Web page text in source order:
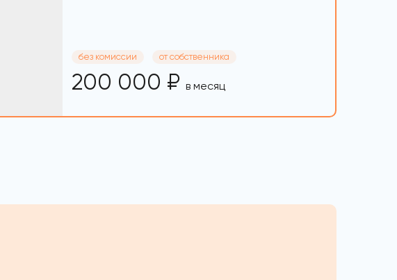
без комиссии от собственника
200 000 ₽ в месяц